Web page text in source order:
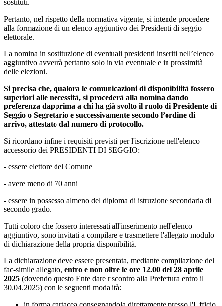
sostituti.
Pertanto, nel rispetto della normativa vigente, si intende procedere
alla formazione di un elenco aggiuntivo dei Presidenti di seggio
elettorale.
La nomina in sostituzione di eventuali presidenti inseriti nell’elenco
aggiuntivo avverrà pertanto solo in via eventuale e in prossimità
delle elezioni.
Si precisa che, qualora le comunicazioni di disponibilità fossero
superiori alle necessità, si procederà alla nomina dando
preferenza dapprima a chi ha già svolto il ruolo di Presidente di
Seggio o Segretario e successivamente secondo l’ordine di
arrivo, attestato dal numero di protocollo.
Si ricordano infine i requisiti previsti per l'iscrizione nell'elenco
accessorio dei PRESIDENTI DI SEGGIO:
- essere elettore del Comune
- avere meno di 70 anni
- essere in possesso almeno del diploma di istruzione secondaria di
secondo grado.
Tutti coloro che fossero interessati all'inserimento nell'elenco
aggiuntivo, sono invitati a compilare e trasmettere l'allegato modulo
di dichiarazione della propria disponibilità.
La dichiarazione deve essere presentata, mediante compilazione del
fac-simile allegato, entro e non oltre le ore 12.00 del 28 aprile
2025 (dovendo questo Ente dare riscontro alla Prefettura entro il
30.04.2025) con le seguenti modalità: